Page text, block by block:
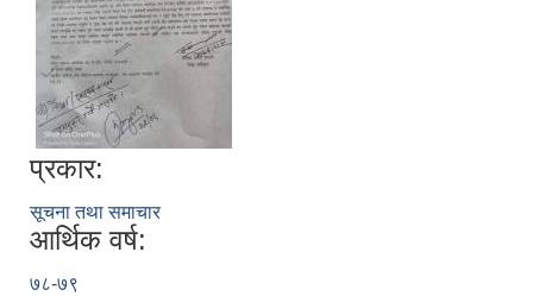
प्रकार:
सूचना तथा समाचार
आर्थिक वर्ष:
७८-७९